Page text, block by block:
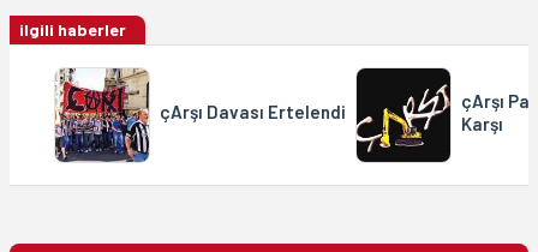
ilgili haberler
çArşı Davası Ertelendi
çArşı
Karşı